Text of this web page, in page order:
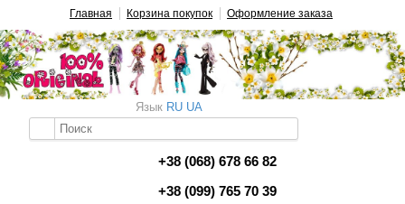
Главная Корзина покупок Оформление заказа
Язык RU UA
+38 (068) 678 66 82
+38 (099) 765 70 39